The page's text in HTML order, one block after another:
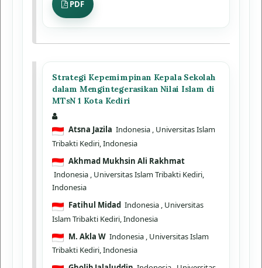
PDF
Strategi Kepemimpinan Kepala Sekolah
dalam Mengintegerasikan Nilai Islam di
MTsN 1 Kota Kediri
Atsna Jazila Indonesia , Universitas Islam
Tribakti Kediri, Indonesia
Akhmad Mukhsin Ali Rakhmat
Indonesia , Universitas Islam Tribakti Kediri,
Indonesia
Fatihul Midad Indonesia , Universitas
Islam Tribakti Kediri, Indonesia
M. Akla W Indonesia , Universitas Islam
Tribakti Kediri, Indonesia